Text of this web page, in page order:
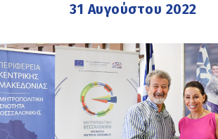
31 Αυγούστου 2022